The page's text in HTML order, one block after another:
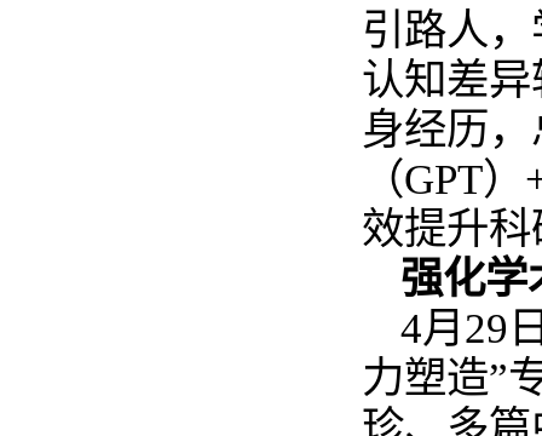
引路人
认知差
身经历
（GPT
效提升
强化学
4月29
力塑造”